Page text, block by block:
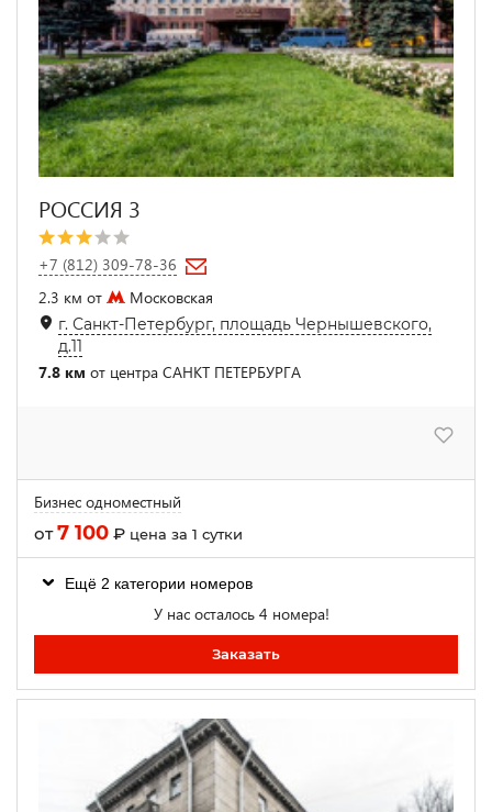
РОССИЯ 3
+7 (812) 309-78-36
2.3 км от
Московская
г. Санкт-Петербург, площадь Чернышевского,
д.11
7.8 км от центра САНКТ ПЕТЕРБУРГА
Бизнес одноместный
от7 100 ₽ цена за 1 сутки
Ещё 2 категории номеров
У нас осталось 4 номера!
Заказать